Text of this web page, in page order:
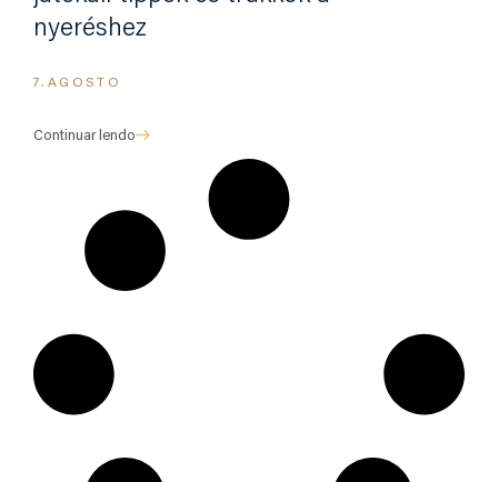
nyeréshez
7.AGOSTO
Continuar lendo